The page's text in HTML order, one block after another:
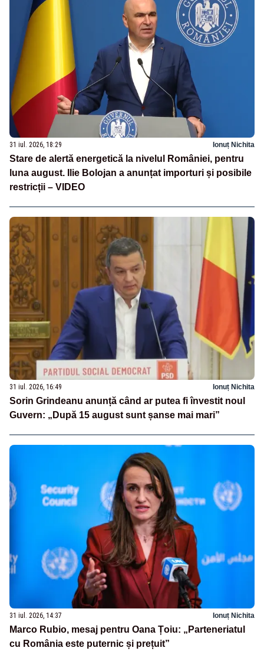
31 iul. 2026, 18:29 Ionuț Nichita
Stare de alertă energetică la nivelul României, pentru
luna august. Ilie Bolojan a anunțat importuri și posibile
restricții – VIDEO
31 iul. 2026, 16:49 Ionuț Nichita
Sorin Grindeanu anunță când ar putea fi învestit noul
Guvern: „După 15 august sunt șanse mai mari”
31 iul. 2026, 14:37 Ionuț Nichita
Marco Rubio, mesaj pentru Oana Țoiu: „Parteneriatul
cu România este puternic și prețuit”